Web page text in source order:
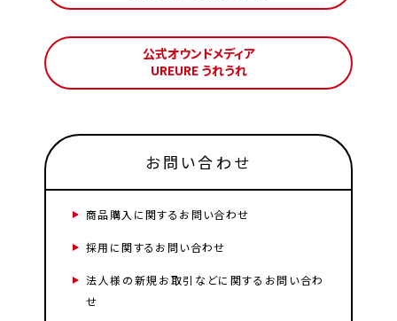
公式オウンドメディア
UREURE うれうれ
お問い合わせ
商品購入に関するお問い合わせ
採用に関するお問い合わせ
法人様の新規お取引などに関するお問い合わ
せ